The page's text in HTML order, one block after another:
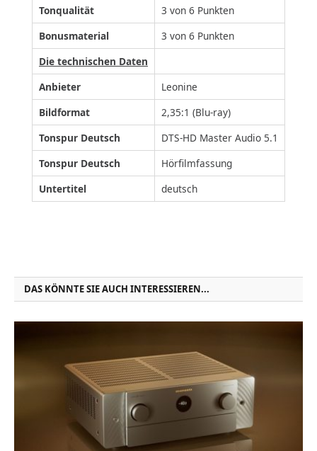
Tonqualität
3 von 6 Punkten
Bonusmaterial
3 von 6 Punkten
Die technischen Daten
Anbieter
Leonine
Bildformat
2,35:1 (Blu-ray)
Tonspur Deutsch
DTS-HD Master Audio 5.1
Tonspur Deutsch
Hörfilmfassung
Untertitel
deutsch
DAS KÖNNTE SIE AUCH INTERESSIEREN...